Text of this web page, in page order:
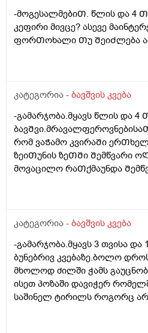
-მოგესალმებიᲗ. წლის და 4
კეფირი მივცე? ასევე
ფორᲗოხალი Თუ ᲨეიᲫლება
კატეგორია - ბავშვის კვება
-გამარჯობა.მყავს წლის და 4
რომ ვაᲭამო კვირაᲨი ერᲗხელ
ზეიᲗუნის ზეᲗᲨი Შემწვარი
მოვაცილო რაᲗქმაუნდა
კატეგორია - ბავშვის კვება
-გამარჯობა.მყავს 3 თვისა
ბუნებრივ კვებაზე.ბოლო
მხოლოდ ძილში ჭამს
ისეთ პოზაში დავიჭერ
საშინელ ტირილს როგორც
პედიატრთან,მაგრამ ვერ